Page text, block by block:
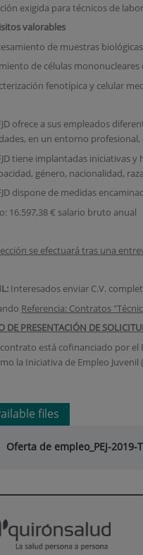
exigida para técnicos de
valorables
de muestras
de células
fenotípica y celular
ofrece a sus empleados
en un entorno profesional,
tiene implantadas iniciativas
género, nacionalidad,
dispone de medidas
16.597,38 € salario bruto anual
se efectuará tras una
Interesados enviar C.V.
Referencia: Contratos
DE PRESENTACIÓN DE
está cofinanciado por el
la Iniciativa de Empleo Juvenil
files
Oferta de empleo_PEJ-2019-